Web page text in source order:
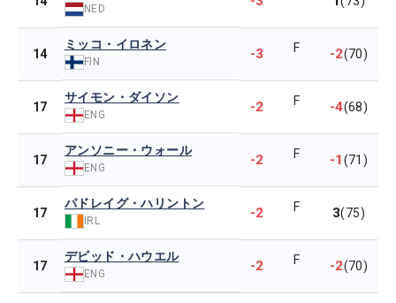
NED
14
ミッコ・イロネン
FIN -3 F -2(70)
17
サイモン・ダイソン
ENG -2 F -4(68)
17
アンソニー・ウォール
ENG -2 F -1(71)
17
パドレイグ・ハリントン
IRL -2 F 3(75)
17
デビッド・ハウエル
ENG -2 F -2(70)